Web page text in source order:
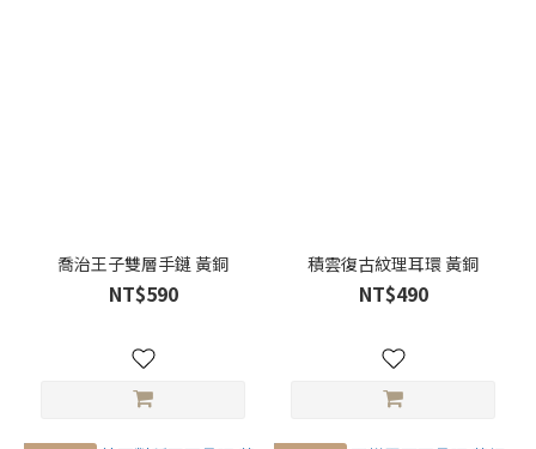
喬治王子雙層手鏈 黃銅
NT$590
積雲復古紋理耳環 黃銅
NT$490